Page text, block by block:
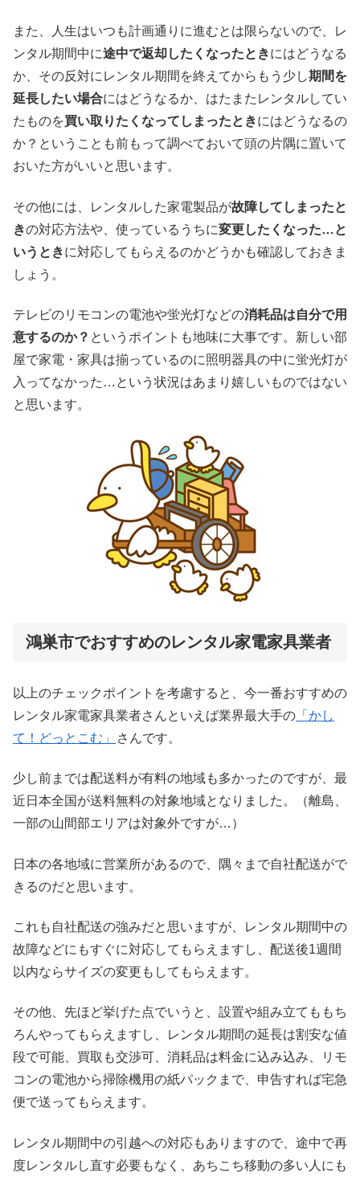
また、人生はいつも計画通りに進むとは限らないので、レ
ンタル期間中に途中で返却したくなったときにはどうなる
か、その反対にレンタル期間を終えてからもう少し期間を
延長したい場合にはどうなるか、はたまたレンタルしてい
たものを買い取りたくなってしまったときにはどうなるの
か？ということも前もって調べておいて頭の片隅に置いて
おいた方がいいと思います。
その他には、レンタルした家電製品が故障してしまったと
きの対応方法や、使っているうちに変更したくなった…と
いうときに対応してもらえるのかどうかも確認しておきま
しょう。
テレビのリモコンの電池や蛍光灯などの消耗品は自分で用
意するのか？ というポイントも地味に大事です。新しい部
屋で家電・家具は揃っているのに照明器具の中に蛍光灯が
入ってなかった…という状況はあまり嬉しいものではない
と思います。
鴻巣市でおすすめのレンタル家電家具業者
以上のチェックポイントを考慮すると、今一番おすすめの
レンタル家電家具業者さんといえば業界最大手の 「かし
て！どっとこむ」
さんです。
少し前までは配送料が有料の地域も多かったのですが、最
近日本全国が送料無料の対象地域となりました。（離島、
一部の山間部エリアは対象外ですが…）
日本の各地域に営業所があるので、隅々まで自社配送がで
きるのだと思います。
これも自社配送の強みだと思いますが、レンタル期間中の
故障などにもすぐに対応してもらえますし、配送後1週間
以内ならサイズの変更もしてもらえます。
その他、先ほど挙げた点でいうと、設置や組み立てももち
ろんやってもらえますし、レンタル期間の延長は割安な値
段で可能、買取も交渉可、消耗品は料金に込み込み、リモ
コンの電池から掃除機用の紙パックまで、申告すれば宅急
便で送ってもらえます。
レンタル期間中の引越への対応もありますので、途中で再
度レンタルし直す必要もなく、あちこち移動の多い人にも